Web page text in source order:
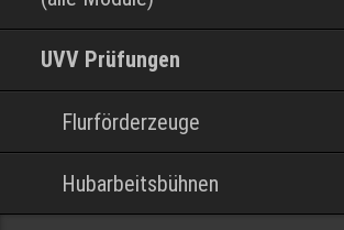
UVV Prüfungen
Flurförderzeuge
Hubarbeitsbühnen